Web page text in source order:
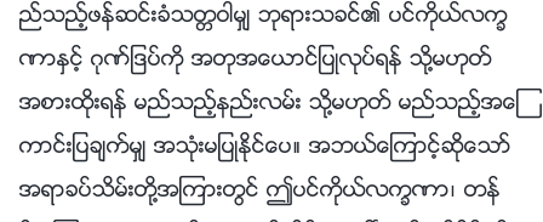
ည္သည့္ဖန္ဆင္းခံသတၱဝါမွ် ဘုရားသခင္၏ ပင္ကိုယ္လကၡ
ဏာႏွင့္ ဂုဏ္ျဒပ္ကို အတုအေယာင္ျပဳလုပ္ရန္ သို႔မဟုတ္
အစားထိုးရန္ မည္သည့္နည္းလမ္း သို႔မဟုတ္ မည္သည့္အေၾ
ကာင္းျပခ်က္မွ် အသုံးမျပဳႏိုင္ေပ။ အဘယ္ေၾကာင့္ဆိုေသာ္
အရာခပ္သိမ္းတို႔အၾကားတြင္ ဤပင္ကိုယ္လကၡဏာ၊ တန္